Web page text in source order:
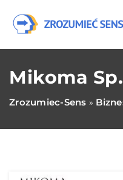
Mikoma
Zrozumiec-Sens »